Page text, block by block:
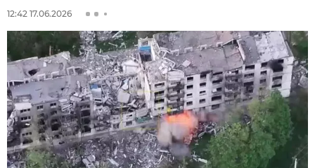
12:42 17.06.2026